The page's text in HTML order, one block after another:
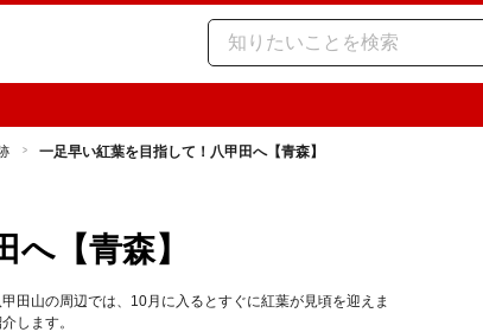
一足早い紅葉を目指して！八甲田へ【青森】
【青森】
田山の周辺では、10月に入るとすぐに紅葉が見頃を迎えま
します。